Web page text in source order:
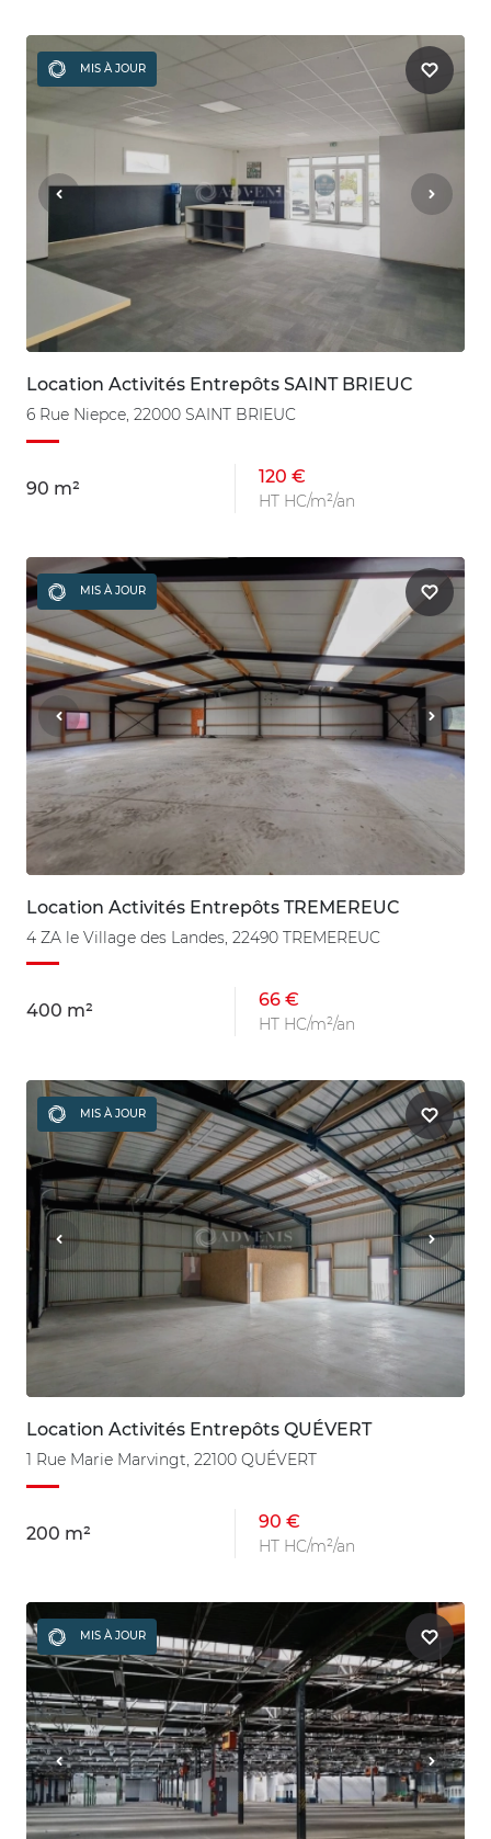
MIS À JOUR
Location Activités Entrepôts SAINT BRIEUC
6 Rue Niepce, 22000 SAINT BRIEUC
90 m²
120 €
HT HC/m²/an
MIS À JOUR
Location Activités Entrepôts TREMEREUC
4 ZA le Village des Landes, 22490 TREMEREUC
400 m²
66 €
HT HC/m²/an
MIS À JOUR
Location Activités Entrepôts QUÉVERT
1 Rue Marie Marvingt, 22100 QUÉVERT
200 m²
90 €
HT HC/m²/an
MIS À JOUR